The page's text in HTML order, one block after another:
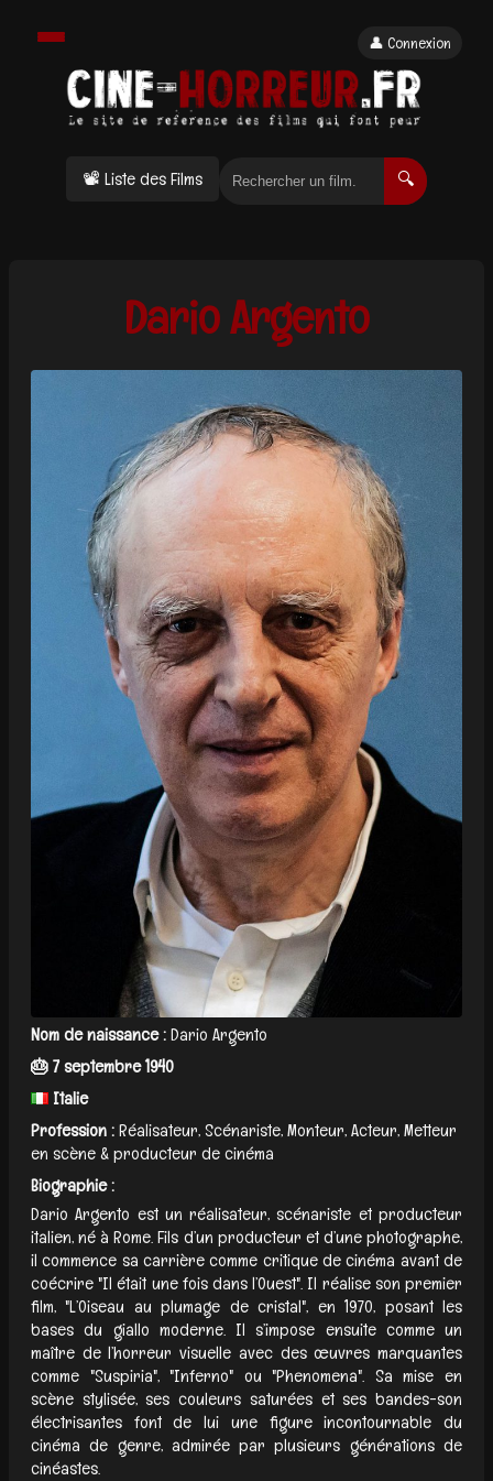
📽 Liste des Films 🔍
👤 Connexion
Dario Argento
Nom de naissance :Dario Argento
🎂 7 septembre 1940
Italie
Profession :Réalisateur, Scénariste, Monteur, Acteur, Metteur
en scène & producteur de cinéma
Biographie :
Dario Argento est un réalisateur, scénariste et producteur
italien, né à Rome. Fils d’un producteur et d’une photographe,
il commence sa carrière comme critique de cinéma avant de
coécrire "Il était une fois dans l’Ouest". Il réalise son premier
film, "L’Oiseau au plumage de cristal", en 1970, posant les
bases du giallo moderne. Il s’impose ensuite comme un
maître de l’horreur visuelle avec des œuvres marquantes
comme "Suspiria", "Inferno" ou "Phenomena". Sa mise en
scène stylisée, ses couleurs saturées et ses bandes-son
électrisantes font de lui une figure incontournable du
cinéma de genre, admirée par plusieurs générations de
cinéastes.